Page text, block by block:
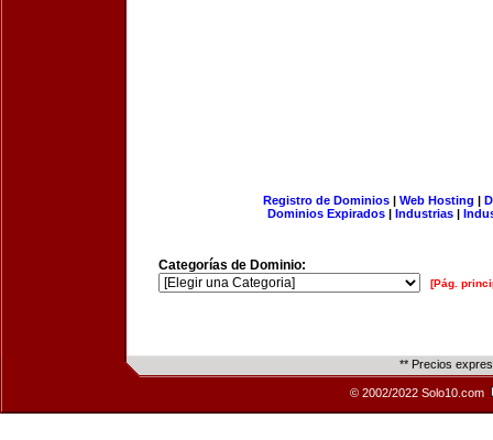
Registro de Dominios| Web Hosting |
Dominios Expirados | Industrias |
Categorías de Dominio:
[Pág.
** Precios
© 2002/2022 Solo10.com